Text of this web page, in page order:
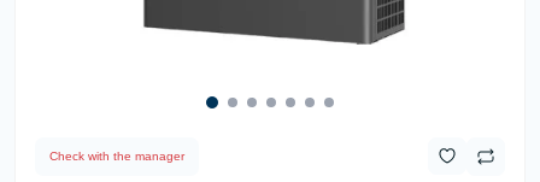
Check with the manager